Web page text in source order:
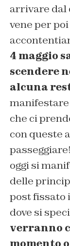
arrivare dal
vene per
4 maggio
scendere
alcuna
che ci
con queste
oggi si
delle
post fissato
dove si
verranno